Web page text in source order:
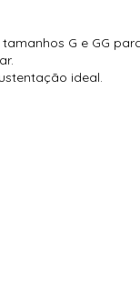
G e GG
ideal.